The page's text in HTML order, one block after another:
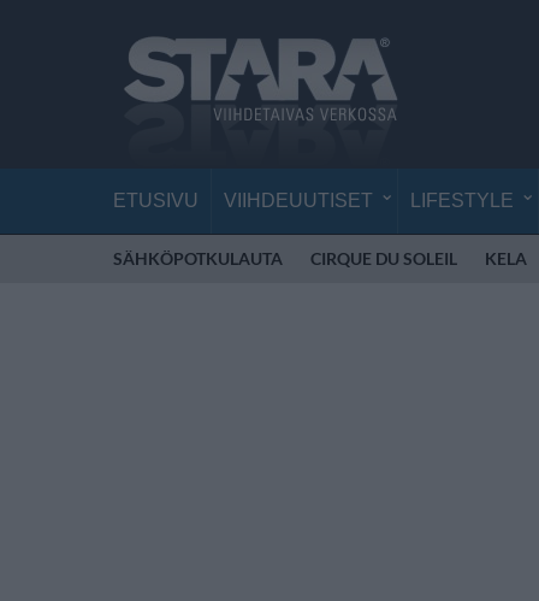
ETUSIVU VIIHDEUUTISET LIFESTYLE
SÄHKÖPOTKULAUTA CIRQUE DU SOLEIL KELA